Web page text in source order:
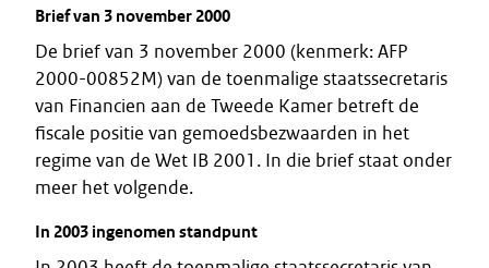
Brief van 3 november 2000
De brief van 3 november 2000 (kenmerk: AFP
2000-00852M) van de toenmalige staatssecretaris
van Financien aan de Tweede Kamer betreft de
fiscale positie van gemoedsbezwaarden in het
regime van de Wet IB 2001. In die brief staat onder
meer het volgende.
In 2003 ingenomen standpunt